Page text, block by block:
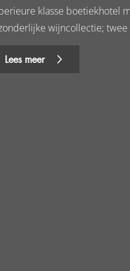
klasse boetiekhotel
wijncollectie; twee
Lees meer